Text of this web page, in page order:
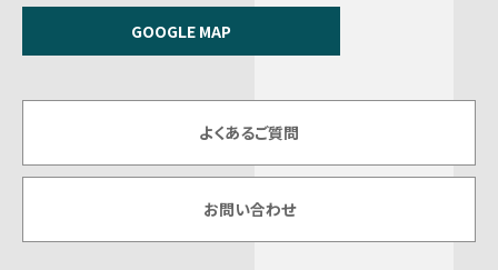
GOOGLE MAP
よくあるご質問
お問い合わせ